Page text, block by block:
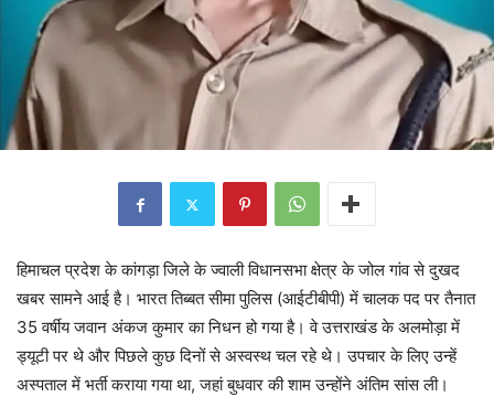
हिमाचल प्रदेश के कांगड़ा जिले के ज्वाली विधानसभा क्षेत्र के जोल गांव से दुखद
खबर सामने आई है। भारत तिब्बत सीमा पुलिस (आईटीबीपी) में चालक पद पर तैनात
35 वर्षीय जवान अंकज कुमार का निधन हो गया है। वे उत्तराखंड के अलमोड़ा में
ड्यूटी पर थे और पिछले कुछ दिनों से अस्वस्थ चल रहे थे। उपचार के लिए उन्हें
अस्पताल में भर्ती कराया गया था, जहां बुधवार की शाम उन्होंने अंतिम सांस ली।